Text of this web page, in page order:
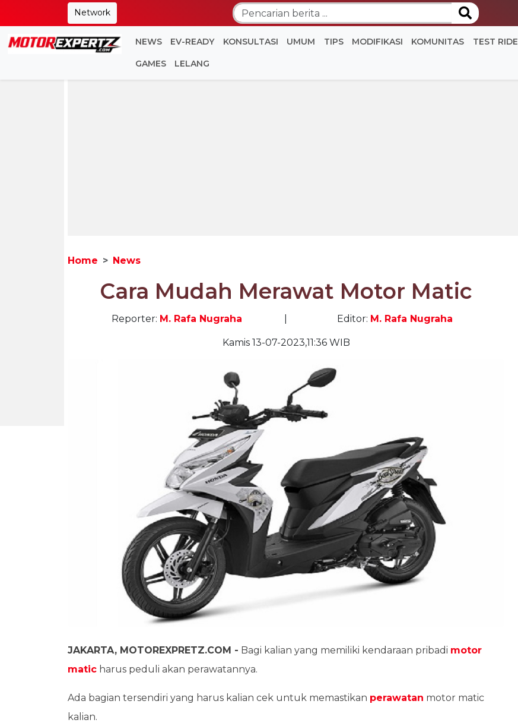
Network
NEWS EV-READY KONSULTASI UMUM TIPS MODIFIKASI KOMUNITAS TEST RIDE
GAMES LELANG
Home News
Cara Mudah Merawat Motor Matic
Reporter: M. Rafa Nugraha Editor: M. Rafa Nugraha
Kamis 13-07-2023,11:36 WIB
JAKARTA, MOTOREXPRETZ.COM - Bagi kalian yang memiliki kendaraan pribadi motor
matic harus peduli akan perawatannya.
Ada bagian tersendiri yang harus kalian cek untuk memastikan perawatan motor matic
kalian.